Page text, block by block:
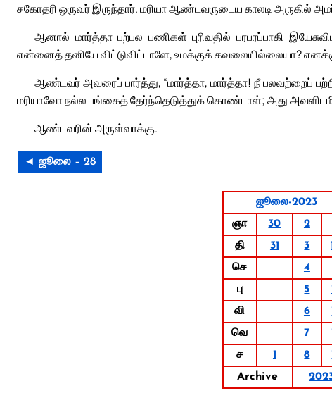
சகோதரி ஒருவர் இருந்தார். மரியா ஆண்டவருடைய காலடி அருகில்
ஆனால் மார்த்தா பற்பல பணிகள் புரிவதில் பரபரப்பாகி
என்னைத் தனியே விட்டுவிட்டாளே, உமக்குக் கவலையில்லையா? எனக்கு
ஆண்டவர் அவரைப் பார்த்து, “மார்த்தா, மார்த்தா! நீ பலவற்றைப்
மரியாவோ நல்ல பங்கைத் தேர்ந்தெடுத்துக் கொண்டாள்; அது
ஆண்டவரின் அருள்வாக்கு.
◄ ஜூலை – 28
ஜூலை-2023
ஞா
30 2
தி
31 3
செ
4
பு
5
வி
6
வெ
7
ச
1 8
Archive